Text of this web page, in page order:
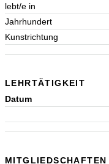
lebt/e in
Jahrhundert
Kunstrichtung
LEHRTÄTIGKEIT
Datum
MITGLIEDSCHAFTEN